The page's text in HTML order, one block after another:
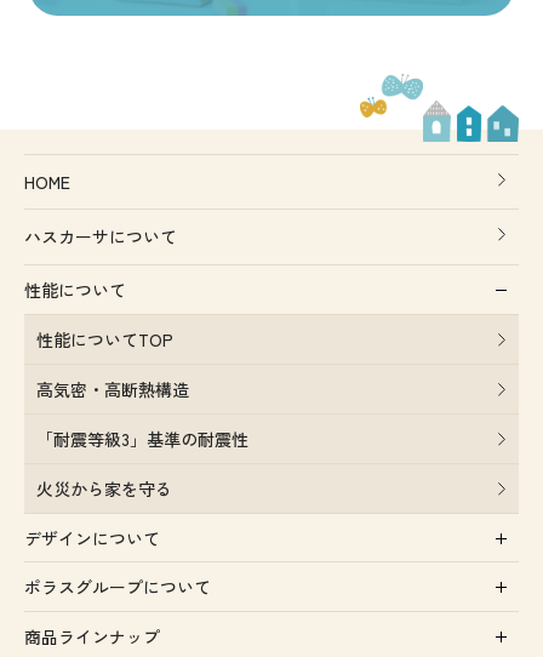
HOME
ハスカーサについて
性能について
性能についてTOP
高気密・高断熱構造
「耐震等級3」基準の耐震性
火災から家を守る
デザインについて
ポラスグループについて
商品ラインナップ